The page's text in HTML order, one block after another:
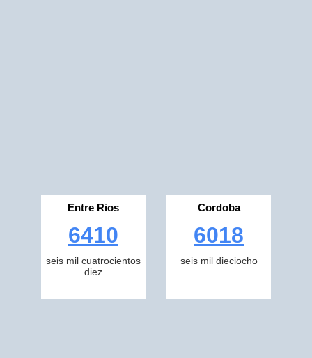
Entre Rios
6410
seis mil cuatrocientos
diez
Cordoba
6018
seis mil dieciocho